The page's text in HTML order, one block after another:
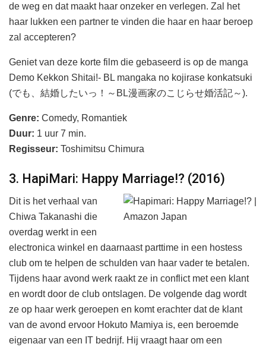
de weg en dat maakt haar onzeker en verlegen. Zal het
haar lukken een partner te vinden die haar en haar beroep
zal accepteren?
Geniet van deze korte film die gebaseerd is op de manga
Demo Kekkon Shitai!- BL mangaka no kojirase konkatsuki
(でも、結婚したいっ！～BL漫画家のこじらせ婚活記～).
Genre: Comedy, Romantiek
Duur: 1 uur 7 min.
Regisseur: Toshimitsu Chimura
3. HapiMari: Happy Marriage!? (2016)
Dit is het verhaal van
Chiwa Takanashi die
overdag werkt in een
electronica winkel en daarnaast parttime in een hostess
club om te helpen de schulden van haar vader te betalen.
Tijdens haar avond werk raakt ze in conflict met een klant
en wordt door de club ontslagen. De volgende dag wordt
ze op haar werk geroepen en komt erachter dat de klant
van de avond ervoor Hokuto Mamiya is, een beroemde
eigenaar van een IT bedrijf. Hij vraagt haar om een